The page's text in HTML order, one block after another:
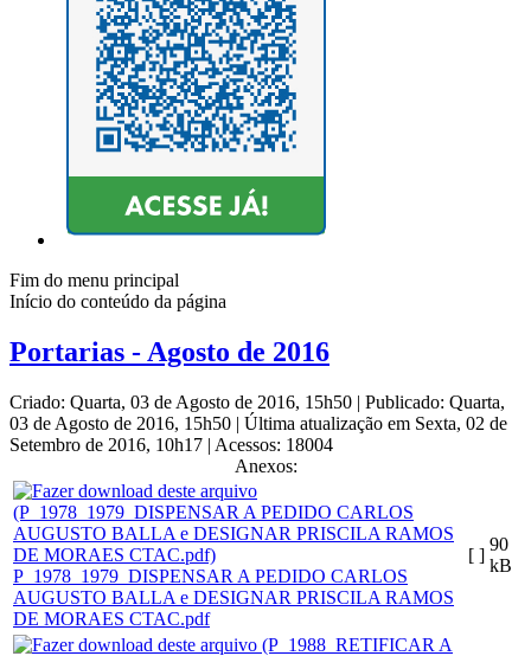
Fim do menu principal
Início do conteúdo da página
Portarias - Agosto de 2016
Criado: Quarta, 03 de Agosto de 2016, 15h50 | Publicado: Quarta,
03 de Agosto de 2016, 15h50 | Última atualização em Sexta, 02 de
Setembro de 2016, 10h17 | Acessos: 18004
Anexos:
P_1978_1979_DISPENSAR A PEDIDO CARLOS
AUGUSTO BALLA e DESIGNAR PRISCILA RAMOS
DE MORAES CTAC.pdf
[ ]
90
kB